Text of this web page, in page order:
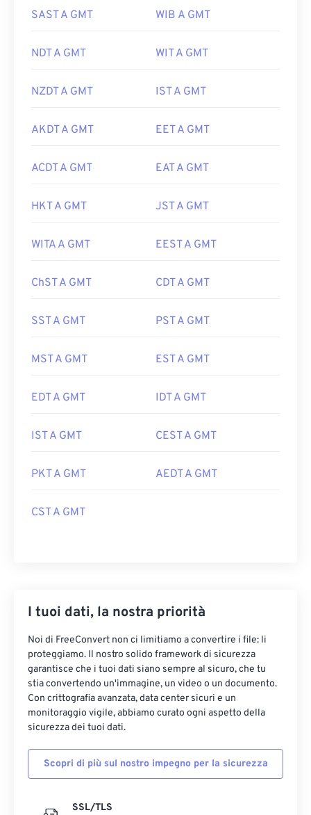
SAST A GMT WIB A GMT
NDT A GMT WIT A GMT
NZDT A GMT IST A GMT
AKDT A GMT EET A GMT
ACDT A GMT EAT A GMT
HKT A GMT JST A GMT
WITA A GMT EEST A GMT
ChST A GMT CDT A GMT
SST A GMT PST A GMT
MST A GMT EST A GMT
EDT A GMT IDT A GMT
IST A GMT CEST A GMT
PKT A GMT AEDT A GMT
CST A GMT
I tuoi dati, la nostra priorità
Noi di FreeConvert non ci limitiamo a convertire i file: li
proteggiamo. Il nostro solido framework di sicurezza
garantisce che i tuoi dati siano sempre al sicuro, che tu
stia convertendo un'immagine, un video o un documento.
Con crittografia avanzata, data center sicuri e un
monitoraggio vigile, abbiamo curato ogni aspetto della
sicurezza dei tuoi dati.
Scopri di più sul nostro impegno per la sicurezza
SSL/TLS